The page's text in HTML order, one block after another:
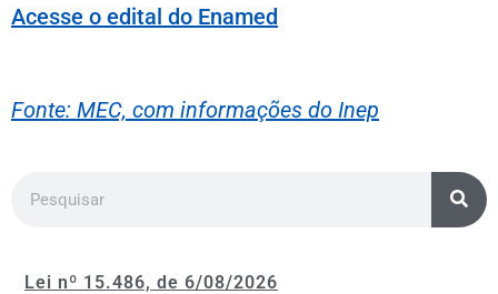
Acesse o edital do Enamed
Fonte: MEC, com informações do Inep
Lei nº 15.486, de 6/08/2026